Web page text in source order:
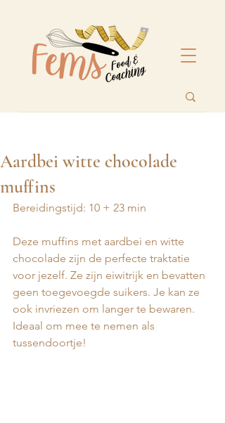
Aardbei witte chocolade
muffins
Bereidingstijd: 10 + 23 min
Deze muffins met aardbei en witte
chocolade zijn de perfecte traktatie
voor jezelf. Ze zijn eiwitrijk en bevatten
geen toegevoegde suikers. Je kan ze
ook invriezen om langer te bewaren.
Ideaal om mee te nemen als
tussendoortje!